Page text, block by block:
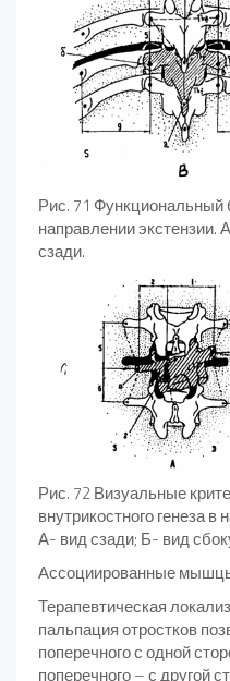
Рис. 71 Функциональный
направлении экстензии.
сзади.
Рис. 72 Визуальные
внутрикостного генеза
А- вид сзади; Б- вид
Ассоциированные
Терапевтическая
пальпация от­ростков
поперечного с одной
поперечного – с другой